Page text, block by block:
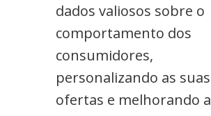
dados valiosos sobre o
comportamento dos
consumidores,
personalizando as suas
ofertas e melhorando a